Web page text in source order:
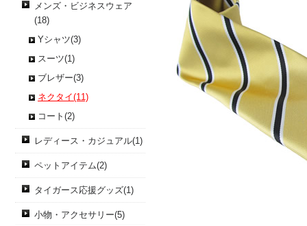
メンズ・ビジネスウェア
(18)
Yシャツ(3)
スーツ(1)
ブレザー(3)
ネクタイ(11)
コート(2)
レディース・カジュアル(1)
ペットアイテム(2)
タイガース応援グッズ(1)
小物・アクセサリー(5)